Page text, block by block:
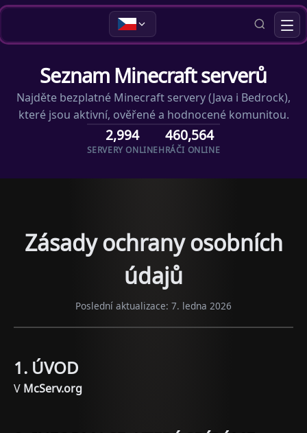
Seznam Minecraft serverů
Najděte bezplatné Minecraft servery (Java i Bedrock),
které jsou aktivní, ověřené a hodnocené komunitou.
2,994
SERVERY ONLINE
460,564
HRÁČI ONLINE
Zásady ochrany osobních
údajů
Poslední aktualizace: 7. ledna 2026
1. ÚVOD
V McServ.org